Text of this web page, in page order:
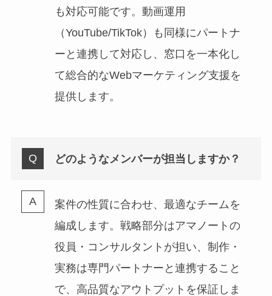
も対応可能です。動画運用
（YouTube/TikTok）も同様にパートナ
ーと連携して対応し、窓口を一本化し
て総合的なWebマーケティング支援を
提供します。
どのようなメンバーが担当しますか？
案件の性質に合わせ、最適なチームを
編成します。戦略部分はアマノートの
役員・コンサルタントが担い、制作・
実務は専門パートナーと連携すること
で、高品質なアウトプットを保証しま